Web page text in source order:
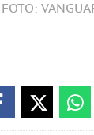
FOTO: